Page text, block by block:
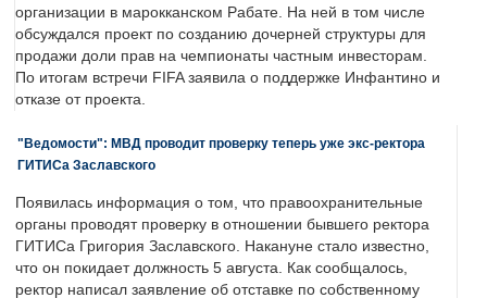
организации в марокканском Рабате. На ней в том числе
обсуждался проект по созданию дочерней структуры для
продажи доли прав на чемпионаты частным инвесторам.
По итогам встречи FIFA заявила о поддержке Инфантино и
отказе от проекта.
"Ведомости": МВД проводит проверку теперь уже экс-ректора
ГИТИСа Заславского
Появилась информация о том, что правоохранительные
органы проводят проверку в отношении бывшего ректора
ГИТИСа Григория Заславского. Накануне стало известно,
что он покидает должность 5 августа. Как сообщалось,
ректор написал заявление об отставке по собственному